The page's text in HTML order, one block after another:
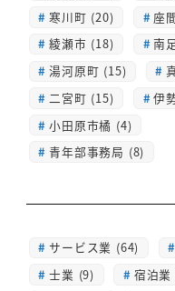
寒川町 (20)
座
綾瀬市 (18)
南
湯河原町 (15)
二宮町 (15)
伊
小田原市橘 (4)
青年部事務局 (8)
サービス業 (64)
士業 (9)
宿泊業